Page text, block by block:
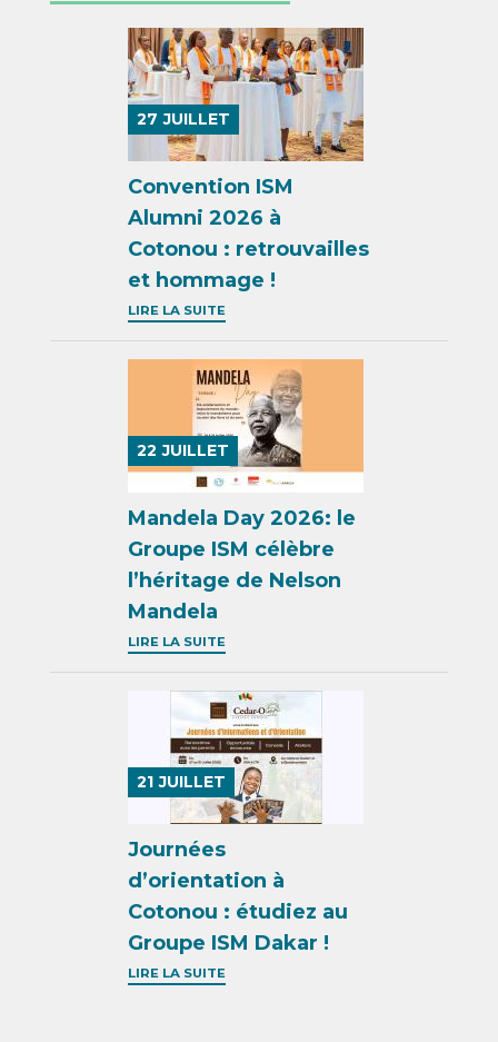
27 JUILLET
Convention ISM
Alumni 2026 à
Cotonou : retrouvailles
et hommage !
LIRE LA SUITE
22 JUILLET
Mandela Day 2026: le
Groupe ISM célèbre
l’héritage de Nelson
Mandela
LIRE LA SUITE
21 JUILLET
Journées
d’orientation à
Cotonou : étudiez au
Groupe ISM Dakar !
LIRE LA SUITE